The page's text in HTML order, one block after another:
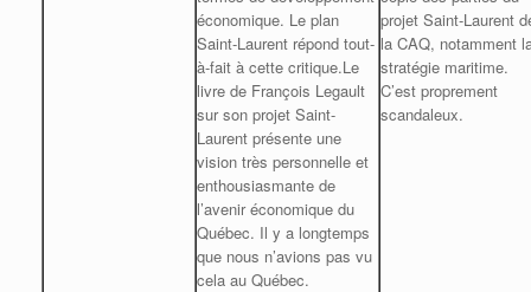
économique. Le plan
Saint-Laurent répond tout-
à-fait à cette critique.Le
livre de François Legault
sur son projet Saint-
Laurent présente une
vision très personnelle et
enthousiasmante de
l’avenir économique du
Québec. Il y a longtemps
que nous n’avions pas vu
cela au Québec.
projet Saint-Laurent
la CAQ, notamment
stratégie maritime.
C’est proprement
scandaleux.